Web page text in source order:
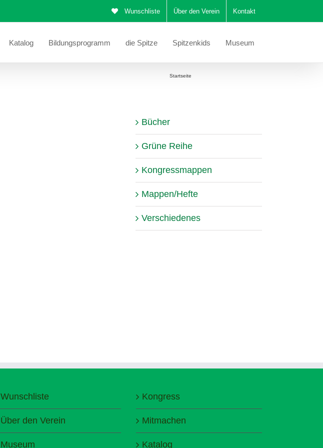
Wunschliste Über den Verein Kontakt
Katalog Bildungsprogramm die Spitze Spitzenkids Museum
Startseite
Bücher
Grüne Reihe
Kongressmappen
Mappen/Hefte
Verschiedenes
Wunschliste
Über den Verein
Museum
Kongress
Mitmachen
Katalog